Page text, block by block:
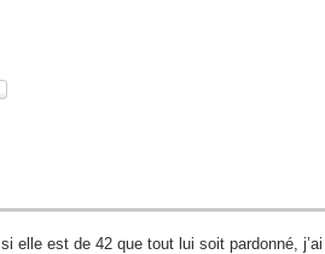
si elle est de 42 que tout lui soit pardonné,